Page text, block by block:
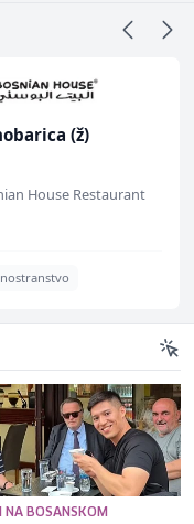
(ž)
House Restaurant
NA BOSANSKOM